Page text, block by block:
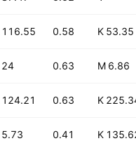
53.35 K
0.58
116.55 B
6.86 M
0.63
24 B
225.34
0.63
124.21 B
135.62
0.41
5.73 B